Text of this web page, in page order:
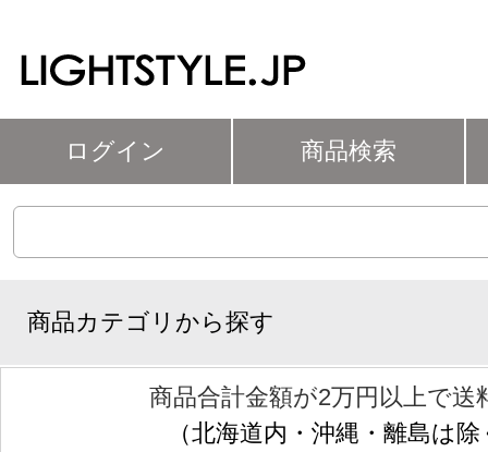
ログイン 商品検索
商品カテゴリから探す
商品合計金額が2万円以上で送
（北海道内・沖縄・離島は